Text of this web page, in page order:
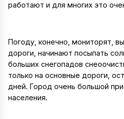
работают и для многих это
Погоду, конечно, мониторят,
дороги, начинают посыпать
больших снегопадов
только на основные дороги,
дней. Город очень большой
населения.